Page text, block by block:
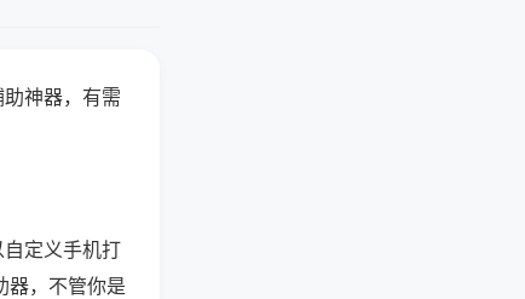
神器，有需
定义手机打
器，不管你是